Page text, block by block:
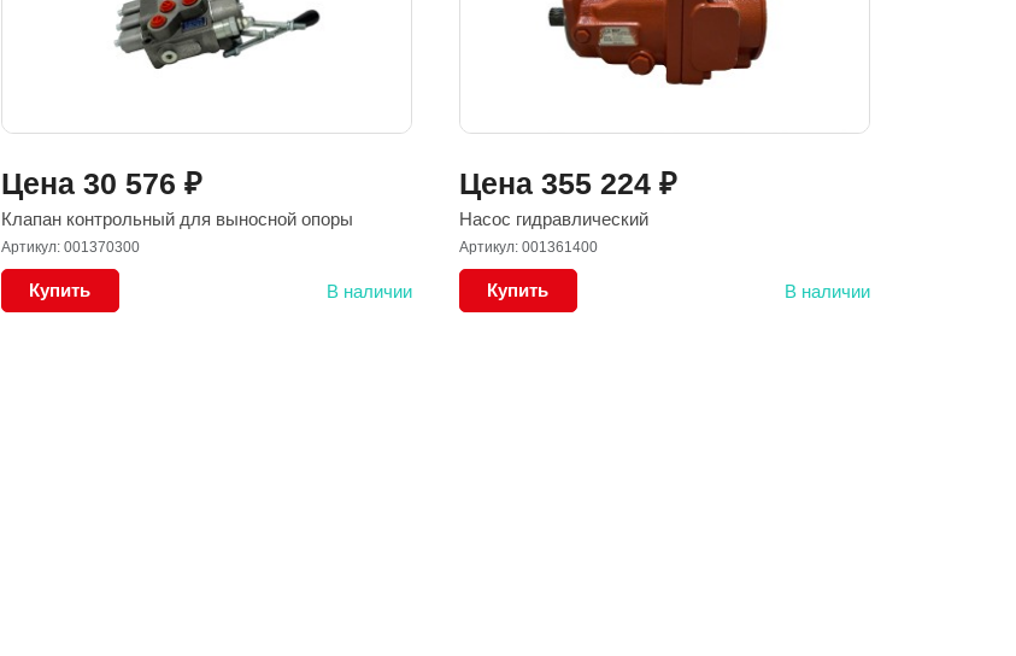
Цена 30 576 ₽
Клапан контрольный для выносной опоры
Артикул: 001370300
Купить В наличии
Цена 355 224 ₽
Насос гидравлический
Артикул: 001361400
Купить В наличии